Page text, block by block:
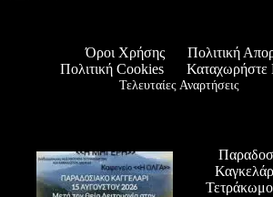
Όροι Χρήσης
Πολιτική
Πολιτική Cookies
Τελευταίες Αναρτήσεις